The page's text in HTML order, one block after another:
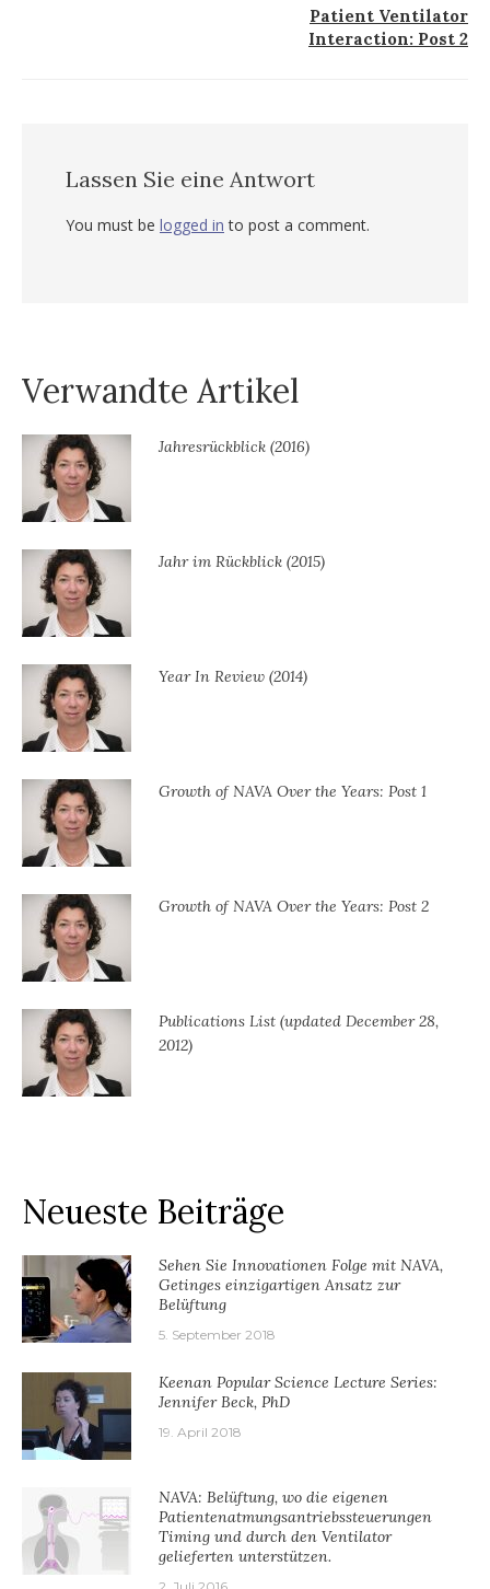
Patient Ventilator
Interaction: Post 2
Lassen Sie eine Antwort
You must be logged in to post a comment.
Verwandte Artikel
Jahresrückblick (2016)
Jahr im Rückblick (2015)
Year In Review (2014)
Growth of NAVA Over the Years: Post 1
Growth of NAVA Over the Years: Post 2
Publications List (updated December 28,
2012)
Neueste Beiträge
Sehen Sie Innovationen Folge mit NAVA,
Getinges einzigartigen Ansatz zur
Belüftung
5. September 2018
Keenan Popular Science Lecture Series:
Jennifer Beck, PhD
19. April 2018
NAVA: Belüftung, wo die eigenen
Patientenatmungsantriebssteuerungen
Timing und durch den Ventilator
gelieferten unterstützen.